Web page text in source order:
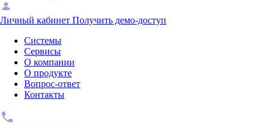
Личный кабинет Получить демо-доступ
Системы
Сервисы
О компании
О продукте
Вопрос-ответ
Контакты